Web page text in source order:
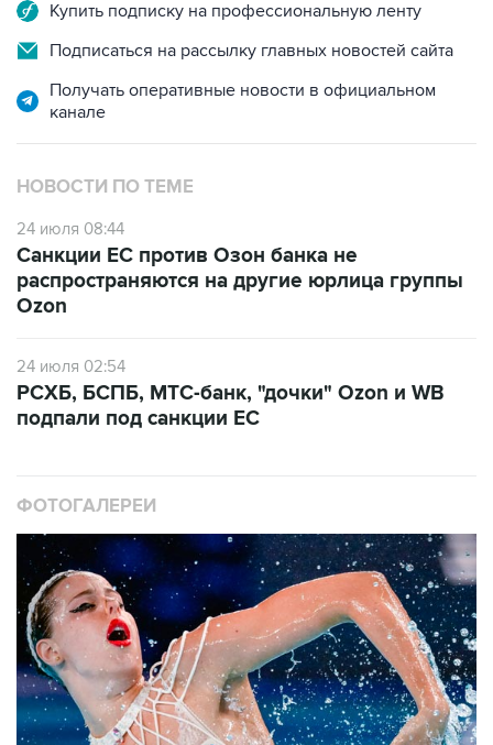
Купить подписку на профессиональную ленту
Подписаться на рассылку главных новостей сайта
Получать оперативные новости в официальном
канале
НОВОСТИ ПО ТЕМЕ
24 июля 08:44
Санкции ЕС против Озон банка не
распространяются на другие юрлица группы
Ozon
24 июля 02:54
РСХБ, БСПБ, МТС-банк, "дочки" Ozon и WB
подпали под санкции ЕС
ФОТОГАЛЕРЕИ